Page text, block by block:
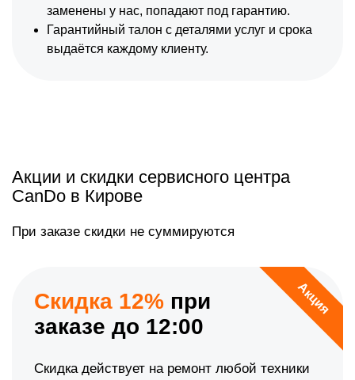
заменены у нас, попадают под гарантию.
Гарантийный талон с деталями услуг и срока
выдаётся каждому клиенту.
Акции и скидки сервисного центра
CanDo в Кирове
При заказе скидки не суммируются
Акция
Скидка 12% при
заказе до 12:00
Скидка действует на ремонт любой техники